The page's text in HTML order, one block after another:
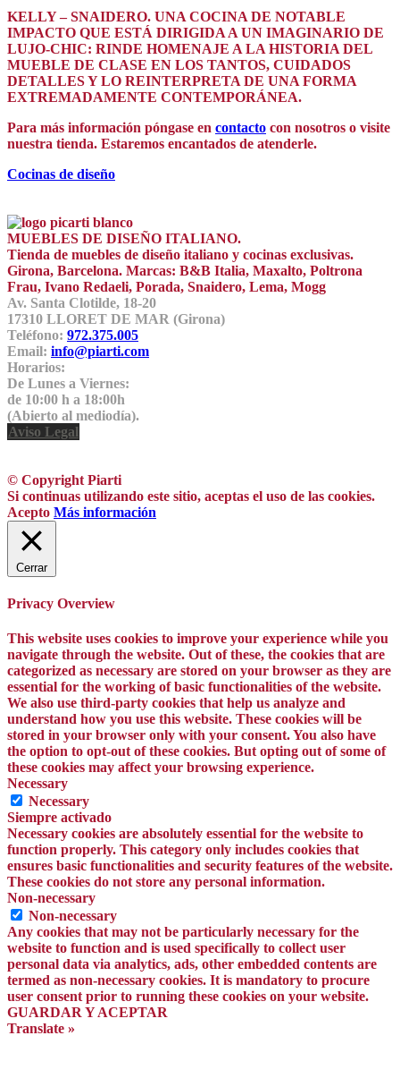
KELLY – SNAIDERO. UNA COCINA DE NOTABLE
IMPACTO QUE ESTÁ DIRIGIDA A UN IMAGINARIO DE
LUJO-CHIC: RINDE HOMENAJE A LA HISTORIA DEL
MUEBLE DE CLASE EN LOS TANTOS, CUIDADOS
DETALLES Y LO REINTERPRETA DE UNA FORMA
EXTREMADAMENTE CONTEMPORÁNEA.
Para más información póngase en contacto con nosotros o visite
nuestra tienda. Estaremos encantados de atenderle.
Cocinas de diseño
MUEBLES DE DISEÑO ITALIANO.
Tienda de muebles de diseño italiano y cocinas exclusivas.
Girona, Barcelona. Marcas: B&B Italia, Maxalto, Poltrona
Frau, Ivano Redaeli, Porada, Snaidero, Lema, Mogg
Av. Santa Clotilde, 18-20
17310 LLORET DE MAR (Girona)
Teléfono: 972.375.005
Email: info@piarti.com
Horarios:
De Lunes a Viernes:
de 10:00 h a 18:00h
(Abierto al mediodía).
Aviso Legal
© Copyright Piarti
Si continuas utilizando este sitio, aceptas el uso de las cookies.
Acepto Más información
Cerrar
Privacy Overview
This website uses cookies to improve your experience while you
navigate through the website. Out of these, the cookies that are
categorized as necessary are stored on your browser as they are
essential for the working of basic functionalities of the website.
We also use third-party cookies that help us analyze and
understand how you use this website. These cookies will be
stored in your browser only with your consent. You also have
the option to opt-out of these cookies. But opting out of some of
these cookies may affect your browsing experience.
Necessary
Necessary
Siempre activado
Necessary cookies are absolutely essential for the website to
function properly. This category only includes cookies that
ensures basic functionalities and security features of the website.
These cookies do not store any personal information.
Non-necessary
Non-necessary
Any cookies that may not be particularly necessary for the
website to function and is used specifically to collect user
personal data via analytics, ads, other embedded contents are
termed as non-necessary cookies. It is mandatory to procure
user consent prior to running these cookies on your website.
GUARDAR Y ACEPTAR
Translate »